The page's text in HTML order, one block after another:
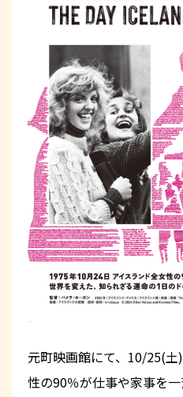
元町映画館にて、10/25(
性の90％が仕事や家事を